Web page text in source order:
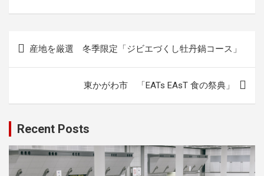
ー
シ
ョ
産地を厳選 冬季限定「ジビエづくし牡丹鍋コース」
東かがわ市 「EATs EAsT 食の祭典」
Recent Posts